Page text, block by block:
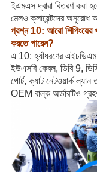
ইএমএস দ্বারা বিতরণ করা
মেলও ক্লায়েন্টদের অনুরোধ
প্রশ্ন 10: আরো শিপিংয়ের
করতে পারেন?
এ 10: হ্যাঁধরণের
ইউএসবি কেবল, ডিবি 9,
পোর্ট, ক্যাট নেটওয়ার্ক ল্যান
OEM বাল্ক অর্ডারটিও